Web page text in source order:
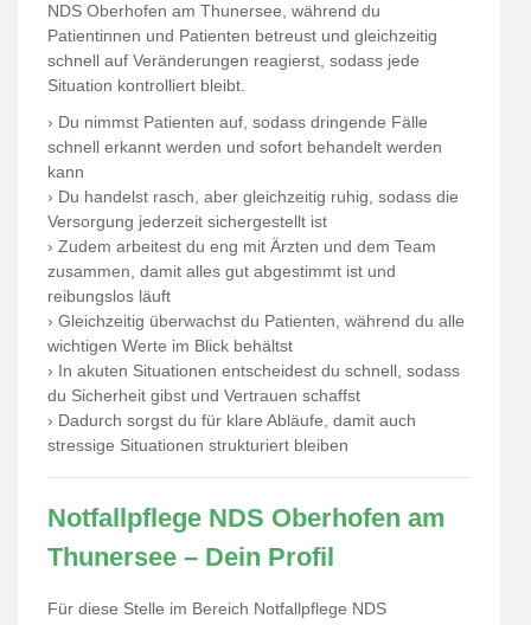
NDS Oberhofen am Thunersee, während du
Patientinnen und Patienten betreust und gleichzeitig
schnell auf Veränderungen reagierst, sodass jede
Situation kontrolliert bleibt.
› Du nimmst Patienten auf, sodass dringende Fälle
schnell erkannt werden und sofort behandelt werden
kann
› Du handelst rasch, aber gleichzeitig ruhig, sodass die
Versorgung jederzeit sichergestellt ist
› Zudem arbeitest du eng mit Ärzten und dem Team
zusammen, damit alles gut abgestimmt ist und
reibungslos läuft
› Gleichzeitig überwachst du Patienten, während du alle
wichtigen Werte im Blick behältst
› In akuten Situationen entscheidest du schnell, sodass
du Sicherheit gibst und Vertrauen schaffst
› Dadurch sorgst du für klare Abläufe, damit auch
stressige Situationen strukturiert bleiben
Notfallpflege NDS Oberhofen am
Thunersee – Dein Profil
Für diese Stelle im Bereich Notfallpflege NDS